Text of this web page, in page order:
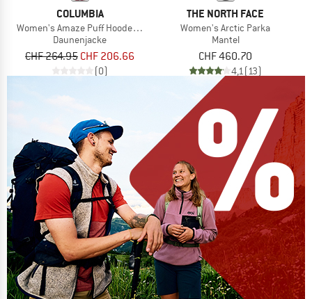
COLUMBIA
Women's Amaze Puff Hooded Jacket
Daunenjacke
CHF 264.95 CHF 206.66
(0)
THE NORTH FACE
Women's Arctic Parka
Mantel
CHF 460.70
4,1(13)